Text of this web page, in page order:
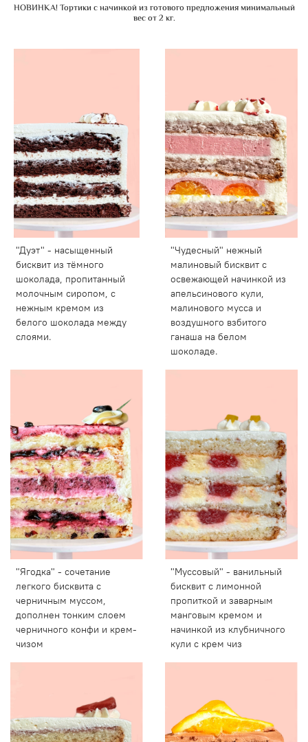
НОВИНКА! Тортики с начинкой из готового предложения минимальный
вес от 2 кг.
"Дуэт" - насыщенный
бисквит из тёмного
шоколада, пропитанный
молочным сиропом, с
нежным кремом из
белого шоколада между
слоями.
"Чудесный" нежный
малиновый бисквит с
освежающей начинкой из
апельсинового кули,
малинового мусса и
воздушного взбитого
ганаша на белом
шоколаде.
"Ягодка" - сочетание
легкого бисквита с
черничным муссом,
дополнен тонким слоем
черничного конфи и крем-
чизом
"Муссовый" - ванильный
бисквит с лимонной
пропиткой и заварным
манговым кремом и
начинкой из клубничного
кули с крем чиз